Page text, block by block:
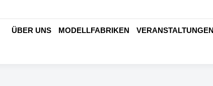
ÜBER UNS MODELLFABRIKEN VERANSTALTUNGEN